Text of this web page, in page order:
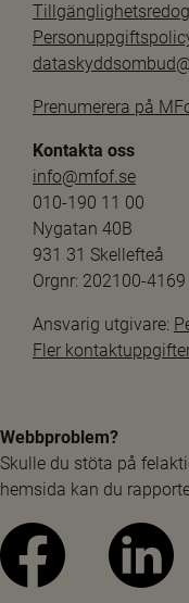
Prenumerera på
Kontakta oss
info@mfof.se
010-190 11 00
Nygatan 40B
931 31 Skellefteå
Orgnr: 202100-4169
Ansvarig utgivare:
Fler
Webbproblem?
Skulle du stöta på
hemsida kan du